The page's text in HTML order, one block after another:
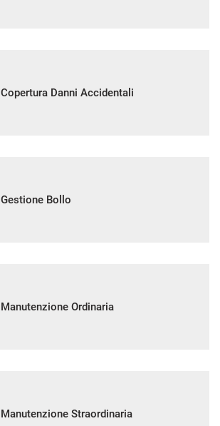
Copertura Danni Accidentali
Gestione Bollo
Manutenzione Ordinaria
Manutenzione Straordinaria